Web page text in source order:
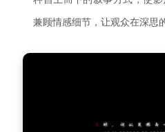
兼顾情感细节，让观众在深思